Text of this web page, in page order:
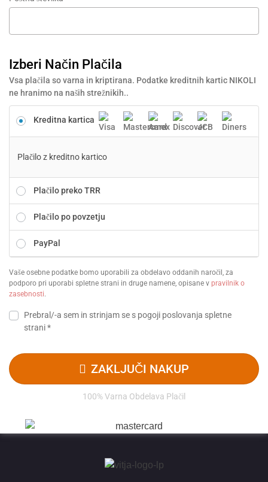
Izberi Način Plačila
Vsa plačila so varna in kriptirana. Podatke kreditnih kartic NIKOLI
ne hranimo na naših strežnikih..
Kreditna kartica
Plačilo z kreditno kartico
Plačilo preko TRR
Plačilo po povzetju
PayPal
Vaše osebne podatke bomo uporabili za obdelavo oddanih naročil, za
podporo pri uporabi spletne strani in druge namene, opisane v pravilnik o
zasebnosti.
Prebral/-a sem in strinjam se s pogoji poslovanja spletne
strani*
ZAKLJUČI NAKUP
100% Varna Obdelava Plačil